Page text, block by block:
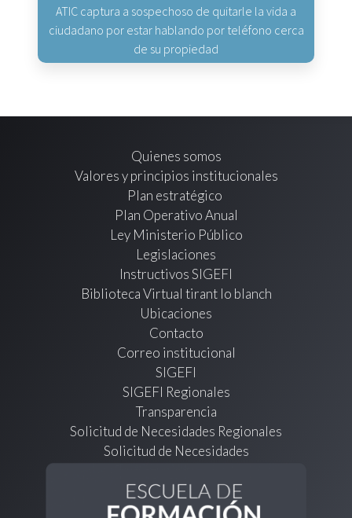
ATIC captura a sospechoso de quitarle la vida a
ciudadano por estar hablando por teléfono cerca
de su propiedad
Quienes somos
Valores y principios institucionales
Plan estratégico
Plan Operativo Anual
Ley Ministerio Público
Legislaciones
Instructivos SIGEFI
Biblioteca Virtual tirant lo blanch
Ubicaciones
Contacto
Correo institucional
SIGEFI
SIGEFI Regionales
Transparencia
Solicitud de Necesidades Regionales
Solicitud de Necesidades